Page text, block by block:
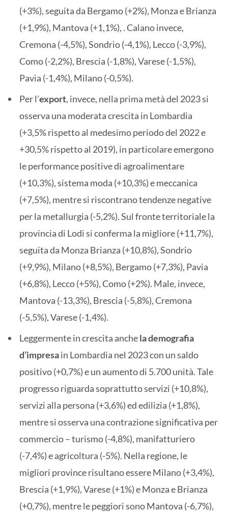
(+3%), seguita da Bergamo (+2%), Monza e Brianza
(+1,9%), Mantova (+1,1%), . Calano invece,
Cremona (-4,5%), Sondrio (-4,1%), Lecco (-3,9%),
Como (-2,2%), Brescia (-1,8%), Varese (-1,5%),
Pavia (-1,4%), Milano (-0,5%).
Per l’export, invece, nella prima metà del 2023 si
osserva una moderata crescita in Lombardia
(+3,5% rispetto al medesimo periodo del 2022 e
+30,5% rispetto al 2019), in particolare emergono
le performance positive di agroalimentare
(+10,3%), sistema moda (+10,3%) e meccanica
(+7,5%), mentre si riscontrano tendenze negative
per la metallurgia (-5,2%). Sul fronte territoriale la
provincia di Lodi si conferma la migliore (+11,7%),
seguita da Monza Brianza (+10,8%), Sondrio
(+9,9%), Milano (+8,5%), Bergamo (+7,3%), Pavia
(+6,8%), Lecco (+5%), Como (+2%). Male, invece,
Mantova (-13,3%), Brescia (-5,8%), Cremona
(-5,5%), Varese (-1,4%).
Leggermente in crescita anchela demografia
d’impresain Lombardia nel 2023 con un saldo
positivo (+0,7%) e un aumento di 5.700 unità. Tale
progresso riguarda soprattutto servizi (+10,8%),
servizi alla persona (+3,6%) ed edilizia (+1,8%),
mentre si osserva una contrazione significativa per
commercio – turismo (-4,8%), manifatturiero
(-7,4%) e agricoltura (-5%). Nella regione, le
migliori province risultano essere Milano (+3,4%),
Brescia (+1,9%), Varese (+1%) e Monza e Brianza
(+0,7%), mentre le peggiori sono Mantova (-6,7%),